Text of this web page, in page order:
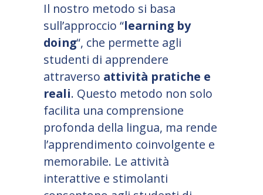
Il nostro metodo si basa
sull’approccio “learning by
doing“, che permette agli
studenti di apprendere
attraverso attività pratiche e
reali. Questo metodo non solo
facilita una comprensione
profonda della lingua, ma rende
l’apprendimento coinvolgente e
memorabile. Le attività
interattive e stimolanti